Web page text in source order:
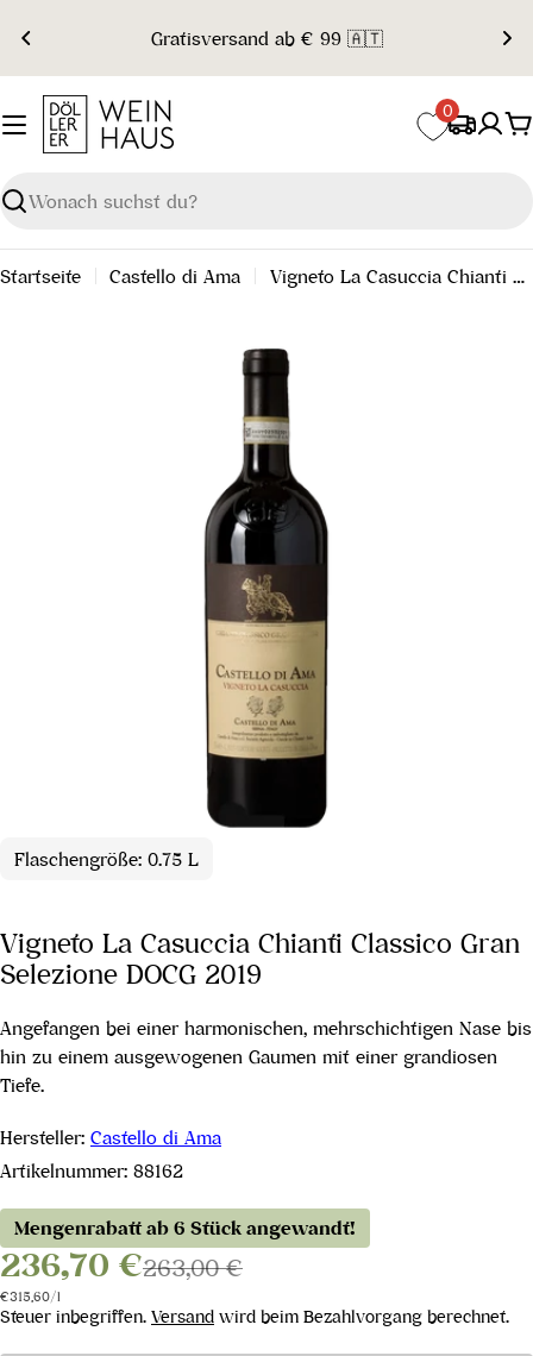
Inhalt
springen
Gratisversand ab € 99 🇦🇹
Suchen
0
Startseite Castello di Ama Vigneto La Casuccia Chianti Classico Gran Selezione DOCG 2019
Flaschengröße: 0.75 L
Vigneto La Casuccia Chianti Classico Gran
Selezione DOCG 2019
Angefangen bei einer harmonischen, mehrschichtigen Nase bis
hin zu einem ausgewogenen Gaumen mit einer grandiosen
Tiefe.
Hersteller: Castello di Ama
Artikelnummer: 88162
Mengenrabatt ab 6 Stück angewandt!
236,70 €263,00 €
Stückpreis
€315,60/pro
l
Steuer inbegriffen. Versand wird beim Bezahlvorgang berechnet.